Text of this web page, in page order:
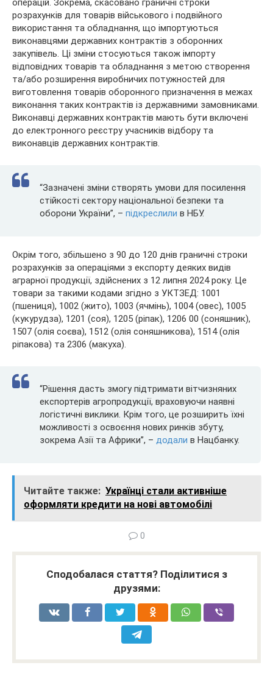
операцій. Зокрема, скасовано граничні строки
розрахунків для товарів військового і подвійного
використання та обладнання, що імпортуються
виконавцями державних контрактів з оборонних
закупівель. Ці зміни стосуються також імпорту
відповідних товарів та обладнання з метою створення
та/або розширення виробничих потужностей для
виготовлення товарів оборонного призначення в межах
виконання таких контрактів із державними замовниками.
Виконавці державних контрактів мають бути включені
до електронного реєстру учасників відбору та
виконавців державних контрактів.
“Зазначені зміни створять умови для посилення
стійкості сектору національної безпеки та
оборони України”, – підкреслили в НБУ.
Окрім того, збільшено з 90 до 120 днів граничні строки
розрахунків за операціями з експорту деяких видів
аграрної продукції, здійснених з 12 липня 2024 року. Це
товари за такими кодами згідно з УКТЗЕД: 1001
(пшениця), 1002 (жито), 1003 (ячмінь), 1004 (овес), 1005
(кукурудза), 1201 (соя), 1205 (ріпак), 1206 00 (соняшник),
1507 (олія соєва), 1512 (олія соняшникова), 1514 (олія
ріпакова) та 2306 (макуха).
“Рішення дасть змогу підтримати вітчизняних
експортерів агропродукції, враховуючи наявні
логістичні виклики. Крім того, це розширить їхні
можливості з освоєння нових ринків збуту,
зокрема Азії та Африки”, – додали в Нацбанку.
Читайте также: Українці стали активніше
оформляти кредити на нові автомобілі
0
Сподобалася стаття? Поділитися з
друзями: